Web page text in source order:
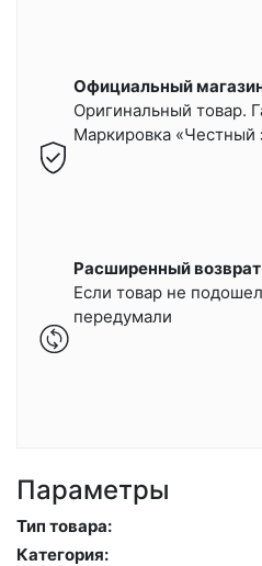
Официальный
Оригинальный товар.
Маркировка «Честный
Расширенный
Если товар не
передумали
Параметры
Тип товара:
Категория: